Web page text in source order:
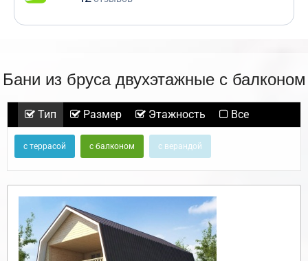
Бани из бруса двухэтажные с балконом
Тип Размер Этажность Все
с террасой с балконом с верандой